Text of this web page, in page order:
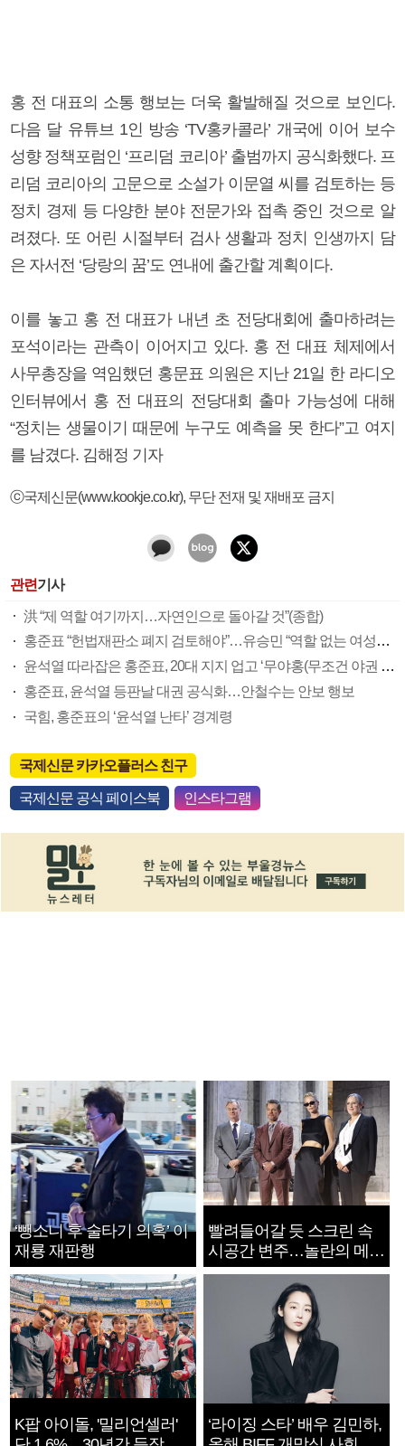
홍 전 대표의 소통 행보는 더욱 활발해질 것으로 보인다.
다음 달 유튜브 1인 방송 ‘TV홍카콜라’ 개국에 이어 보수
성향 정책포럼인 ‘프리덤 코리아’ 출범까지 공식화했다. 프
리덤 코리아의 고문으로 소설가 이문열 씨를 검토하는 등
정치 경제 등 다양한 분야 전문가와 접촉 중인 것으로 알
려졌다. 또 어린 시절부터 검사 생활과 정치 인생까지 담
은 자서전 ‘당랑의 꿈’도 연내에 출간할 계획이다.
이를 놓고 홍 전 대표가 내년 초 전당대회에 출마하려는
포석이라는 관측이 이어지고 있다. 홍 전 대표 체제에서
사무총장을 역임했던 홍문표 의원은 지난 21일 한 라디오
인터뷰에서 홍 전 대표의 전당대회 출마 가능성에 대해
“정치는 생물이기 때문에 누구도 예측을 못 한다”고 여지
를 남겼다. 김해정 기자
ⓒ국제신문(www.kookje.co.kr), 무단 전재 및 재배포 금지
관련기사
洪 “제 역할 여기까지…자연인으로 돌아갈 것”(종합)
홍준표 “헌법재판소 폐지 검토해야”…유승민 “역할 없는 여성가족부 해체”
윤석열 따라잡은 홍준표, 20대 지지 업고 ‘무야홍(무조건 야권 후보는 홍준표)’ 현실화할까
홍준표, 윤석열 등판날 대권 공식화…안철수는 안보 행보
국힘, 홍준표의 ‘윤석열 난타’ 경계령
국제신문 카카오플러스 친구
국제신문 공식 페이스북 인스타그램
‘뺑소니 후 술타기 의혹’ 이
재룡 재판행
빨려들어갈 듯 스크린 속
시공간 변주…놀란의 메시
지는 ‘전쟁 속죄’
K팝 아이돌, '밀리언셀러'
‘라이징 스타’ 배우 김민하,